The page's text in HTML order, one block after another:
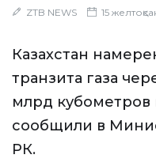
ZTB NEWS 15
Казахстан
транзита газа
млрд кубометров
сообщили в
РК.